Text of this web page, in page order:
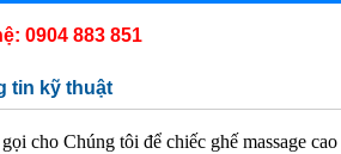
0904 883 851
tin kỹ thuật
cho Chúng tôi để chiếc ghế massage cao